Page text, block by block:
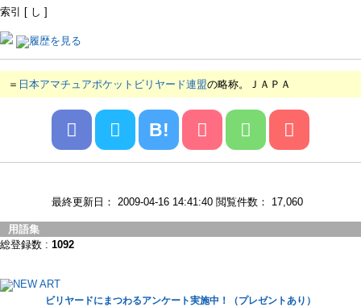
索引 [ し ]
＝ 日本アマチュアポケットビリヤード連盟の略称。ＪＡＰＡ
B!
最終更新日： 2009-04-16 14:41:40 閲覧件数： 17,060
用語集
総登録数 : 1092
ビリヤードにまつわるアンケート実施中！（プレゼントあり）